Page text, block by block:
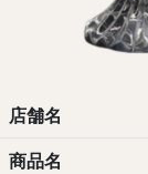
店舗名
商品名